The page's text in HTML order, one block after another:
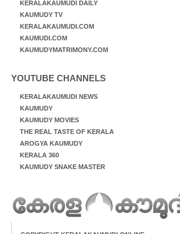
KERALAKAUMUDI DAILY
KAUMUDY TV
KERALAKAUMUDI.COM
KAUMUDI.COM
KAUMUDYMATRIMONY.COM
YOUTUBE CHANNELS
KERALAKAUMUDI NEWS
KAUMUDY
KAUMUDY MOVIES
THE REAL TASTE OF KERALA
AROGYA KAUMUDY
KERALA 360
KAUMUDY SNAKE MASTER